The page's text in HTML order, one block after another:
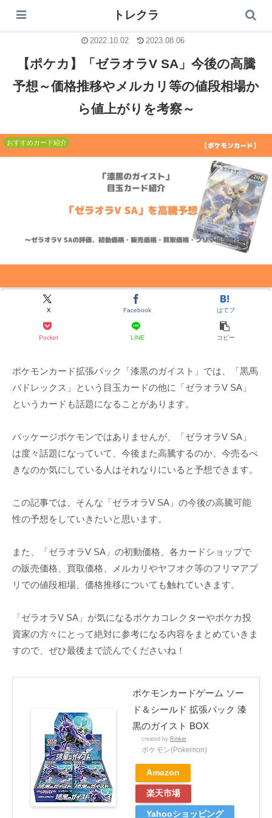
トレクラ
【ポケカ】「ゼラオラV SA」今後の高騰
予想～価格推移やメルカリ等の値段相場か
ら値上がりを考察～
おすすめカード紹介
X Facebook はてブ
Pocket LINE コピー
2022.10.02 2023.08.06
ポケモンカード拡張パック「漆黒のガイスト」では、「黒馬
バドレックス」という目玉カードの他に「ゼラオラV SA」
というカードも話題になることがあります。
パッケージポケモンではありませんが、「ゼラオラV SA」
は度々話題になっていて、今後また高騰するのか、今売るべ
きなのか気にしている人はそれなりにいると予想できます。
この記事では、そんな「ゼラオラV SA」の今後の高騰可能
性の予想をしていきたいと思います。
また、「ゼラオラV SA」の初動価格、各カードショップで
の販売価格、買取価格、メルカリやヤフオク等のフリマアプ
リでの値段相場、価格推移についても触れていきます。
「ゼラオラV SA」が気になるポケカコレクターやポケカ投
資家の方々にとって絶対に参考になる内容をまとめていきま
すので、ぜひ最後まで読んでくださいね！
ポケモンカードゲーム ソー
ド＆シールド 拡張パック 漆
黒のガイスト BOX
created by Rinker
ポケモン(Pokemon)
Amazon
楽天市場
Yahooショッピング
トレクラ